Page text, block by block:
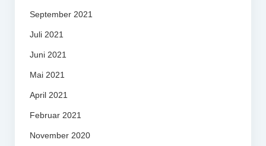
September 2021
Juli 2021
Juni 2021
Mai 2021
April 2021
Februar 2021
November 2020